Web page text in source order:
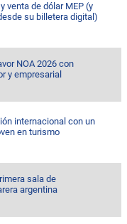
venta de dólar MEP (y
su billetera digital)
NOA 2026 con
y empresarial
internacional con un
en turismo
sala de
argentina